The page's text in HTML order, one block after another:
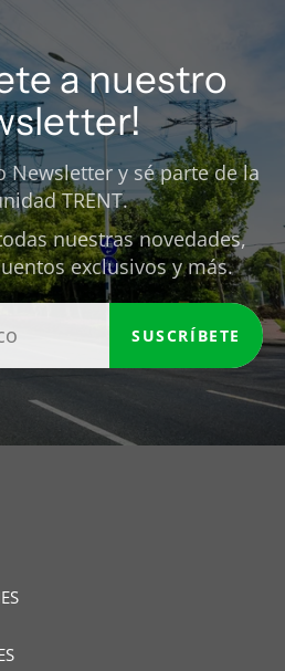
a nuestro
Newsletter y sé parte de la
TRENT.
nuestras novedades,
exclusivos y más.
SUSCRÍBETE